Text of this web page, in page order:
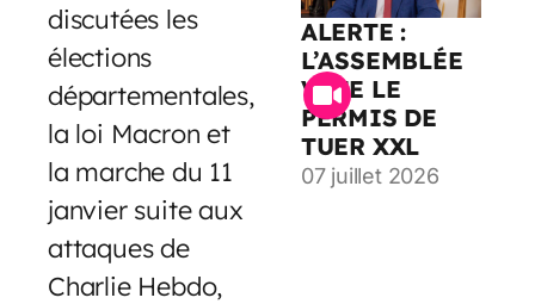
discutées les
élections
départementales,
la loi Macron et
la marche du 11
janvier suite aux
attaques de
Charlie Hebdo,
ALERTE :
L’ASSEMBLÉE
VOTE LE
PERMIS DE
TUER XXL
07 juillet 2026